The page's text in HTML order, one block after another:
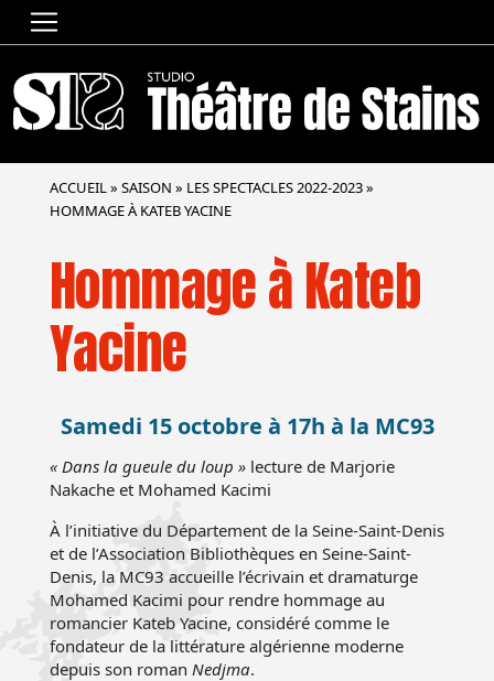
ACCUEIL» SAISON » LES SPECTACLES 2022-2023»
HOMMAGE À KATEB YACINE
Hommage à Kateb
Yacine
Samedi 15 octobre à 17h à la MC93
« Dans la gueule du loup » lecture de Marjorie
Nakache et Mohamed Kacimi
À l’initiative du Département de la Seine-Saint-Denis
et de l’Association Bibliothèques en Seine-Saint-
Denis, la MC93 accueille l’écrivain et dramaturge
Mohamed Kacimi pour rendre hommage au
romancier Kateb Yacine, considéré comme le
fondateur de la littérature algérienne moderne
depuis son roman Nedjma.